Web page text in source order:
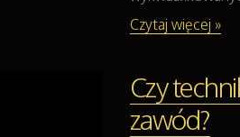
Czytaj więcej »
Czy
zawód?